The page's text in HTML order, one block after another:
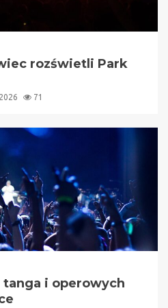
rozświetli Park
71
i operowych